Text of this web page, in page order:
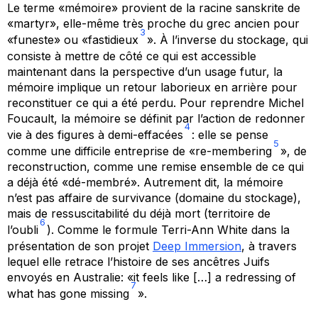
Le terme «mémoire» provient de la racine sanskrite de
«martyr», elle-même très proche du grec ancien pour
«funeste» ou «fastidieux
3
». À l’inverse du stockage, qui
consiste à mettre de côté ce qui est accessible
maintenant dans la perspective d’un usage futur, la
mémoire implique un retour laborieux en arrière pour
reconstituer ce qui a été perdu. Pour reprendre Michel
Foucault, la mémoire se définit par l’action de redonner
vie à des figures à demi-effacées
4
: elle se pense
comme une difficile entreprise de «re-membering
5
», de
reconstruction, comme une remise ensemble de ce qui
a déjà été «dé-membré». Autrement dit, la mémoire
n’est pas affaire de survivance (domaine du stockage),
mais de ressuscitabilité du déjà mort (territoire de
l’oubli
6
). Comme le formule Terri-Ann White dans la
présentation de son projet Deep Immersion, à travers
lequel elle retrace l’histoire de ses ancêtres Juifs
envoyés en Australie: «it feels like […] a redressing of
what has gone missing
7
».